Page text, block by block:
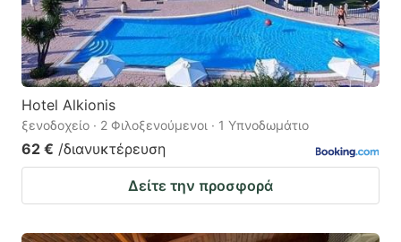
Hotel Alkionis
ξενοδοχείο · 2 Φιλοξενούμενοι · 1 Υπνοδωμάτιο
62 € /διανυκτέρευση
Δείτε την προσφορά